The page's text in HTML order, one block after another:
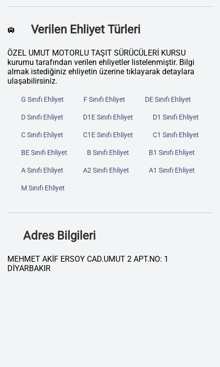
🛄 Verilen Ehliyet Türleri
ÖZEL UMUT MOTORLU TAŞIT SÜRÜCÜLERİ KURSU
kurumu tarafından verilen ehliyetler listelenmiştir. Bilgi
almak istediğiniz ehliyetin üzerine tıklayarak detaylara
ulaşabilirsiniz.
G Sınıfı Ehliyet F Sınıfı Ehliyet DE Sınıfı Ehliyet
D Sınıfı Ehliyet D1E Sınıfı Ehliyet D1 Sınıfı Ehliyet
C Sınıfı Ehliyet C1E Sınıfı Ehliyet C1 Sınıfı Ehliyet
BE Sınıfı Ehliyet B Sınıfı Ehliyet B1 Sınıfı Ehliyet
A Sınıfı Ehliyet A2 Sınıfı Ehliyet A1 Sınıfı Ehliyet
M Sınıfı Ehliyet
Adres Bilgileri
MEHMET AKİF ERSOY CAD.UMUT 2 APT.NO: 1
DİYARBAKIR